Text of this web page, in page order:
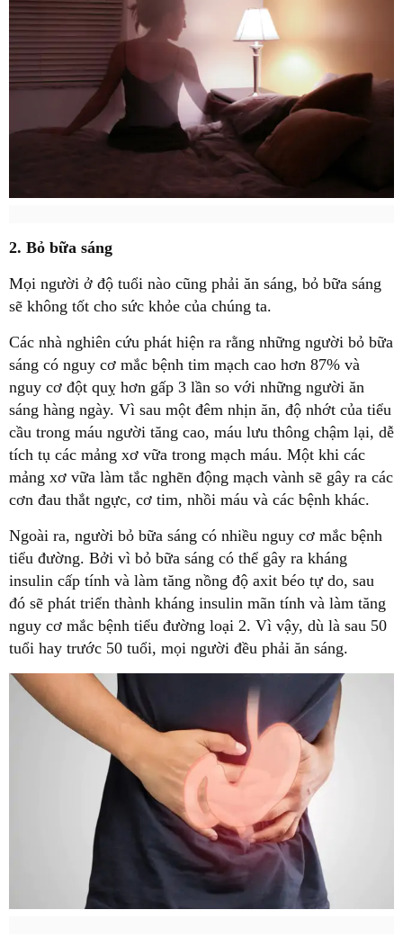
2. Bỏ bữa sáng
Mọi người ở độ tuổi nào cũng phải ăn sáng, bỏ bữa sáng
sẽ không tốt cho sức khỏe của chúng ta.
Các nhà nghiên cứu phát hiện ra rằng những người bỏ bữa
sáng có nguy cơ mắc bệnh tim mạch cao hơn 87% và
nguy cơ đột quỵ hơn gấp 3 lần so với những người ăn
sáng hàng ngày. Vì sau một đêm nhịn ăn, độ nhớt của tiểu
cầu trong máu người tăng cao, máu lưu thông chậm lại, dễ
tích tụ các mảng xơ vữa trong mạch máu. Một khi các
mảng xơ vữa làm tắc nghẽn động mạch vành sẽ gây ra các
cơn đau thắt ngực, cơ tim, nhồi máu và các bệnh khác.
Ngoài ra, người bỏ bữa sáng có nhiều nguy cơ mắc bệnh
tiểu đường. Bởi vì bỏ bữa sáng có thể gây ra kháng
insulin cấp tính và làm tăng nồng độ axit béo tự do, sau
đó sẽ phát triển thành kháng insulin mãn tính và làm tăng
nguy cơ mắc bệnh tiểu đường loại 2. Vì vậy, dù là sau 50
tuổi hay trước 50 tuổi, mọi người đều phải ăn sáng.